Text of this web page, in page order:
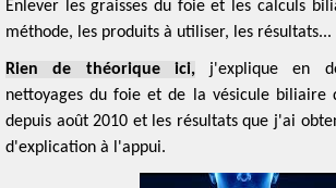
Enlever les graisses du foie et les calculs
méthode, les produits à utiliser, les résultats...
Rien de théorique ici,
j'explique en
nettoyages du foie et de la vésicule biliaire
depuis août 2010 et les résultats que j'ai
d'explication à l'appui.